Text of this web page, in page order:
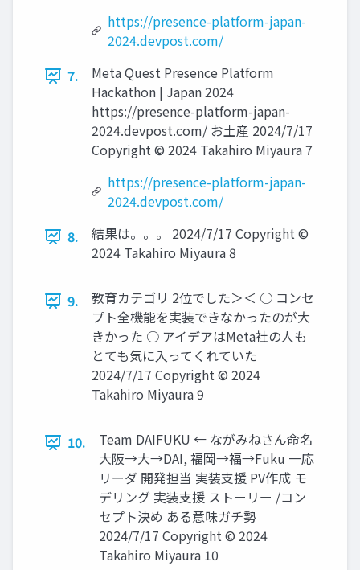
https://presence-platform-japan-
2024.devpost.com/
7.
Meta Quest Presence Platform
Hackathon | Japan 2024
https://presence-platform-japan-
2024.devpost.com/ お土産 2024/7/17
Copyright © 2024 Takahiro Miyaura 7
https://presence-platform-japan-
2024.devpost.com/
8.
結果は。。。 2024/7/17 Copyright ©
2024 Takahiro Miyaura 8
9.
教育カテゴリ 2位でした＞＜ ○ コンセ
プト全機能を実装できなかったのが大
きかった ○ アイデアはMeta社の人も
とても気に入ってくれていた
2024/7/17 Copyright © 2024
Takahiro Miyaura 9
10.
Team DAIFUKU ← ながみねさん命名
大阪→大→DAI, 福岡→福→Fuku 一応
リーダ 開発担当 実装支援 PV作成 モ
デリング 実装支援 ストーリー /コン
セプト決め ある意味ガチ勢
2024/7/17 Copyright © 2024
Takahiro Miyaura 10